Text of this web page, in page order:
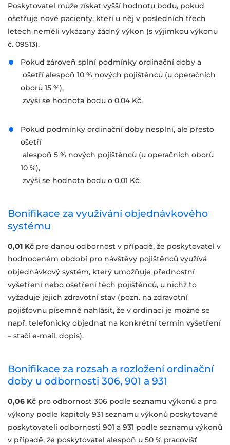
Poskytovatel může získat vyšší hodnotu bodu, pokud
ošetřuje nové pacienty, kteří u něj v posledních třech
letech neměli vykázaný žádný výkon (s výjimkou výkonu
č. 09513).
Pokud zároveň splní podmínky ordinační doby a
ošetří alespoň 10 % nových pojištěnců (u operačních
oborů 15 %),
zvýší se hodnota bodu o 0,04 Kč.
Pokud podmínky ordinační doby nesplní, ale přesto
ošetří
alespoň 5 % nových pojištěnců (u operačních oborů
10 %),
zvýší se hodnota bodu o 0,01 Kč.
Bonifikace za využívání objednávkového
systému
0,01 Kč pro danou odbornost v případě, že poskytovatel v
hodnoceném období pro návštěvy pojištěnců využívá
objednávkový systém, který umožňuje přednostní
vyšetření nebo ošetření těch pojištěnců, u nichž to
vyžaduje jejich zdravotní stav (pozn. na zdravotní
pojišťovnu písemně nahlásit, že v ordinaci je možné se
např. telefonicky objednat na konkrétní termín vyšetření
– stačí e-mail, dopis).
Bonifikace za rozsah a rozložení ordinační
doby u odbornosti 306, 901 a 931
0,06 Kč pro odbornost 306 podle seznamu výkonů a pro
výkony podle kapitoly 931 seznamu výkonů poskytované
poskytovateli odbornosti 901 a 931 podle seznamu výkonů
v případě, že poskytovatel alespoň u 50 % pracovišť